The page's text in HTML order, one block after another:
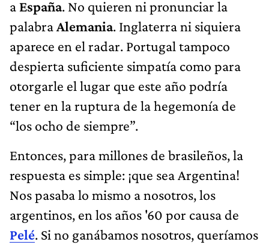
a España. No quieren ni pronunciar la
palabraAlemania. Inglaterra ni siquiera
aparece en el radar. Portugal tampoco
despierta suficiente simpatía como para
otorgarle el lugar que este año podría
tener en la ruptura de la hegemonía de
“los ocho de siempre”.
Entonces, para millones de brasileños, la
respuesta es simple: ¡que sea Argentina!
Nos pasaba lo mismo a nosotros, los
argentinos, en los años '60 por causa de
Pelé. Si no ganábamos nosotros, queríamos